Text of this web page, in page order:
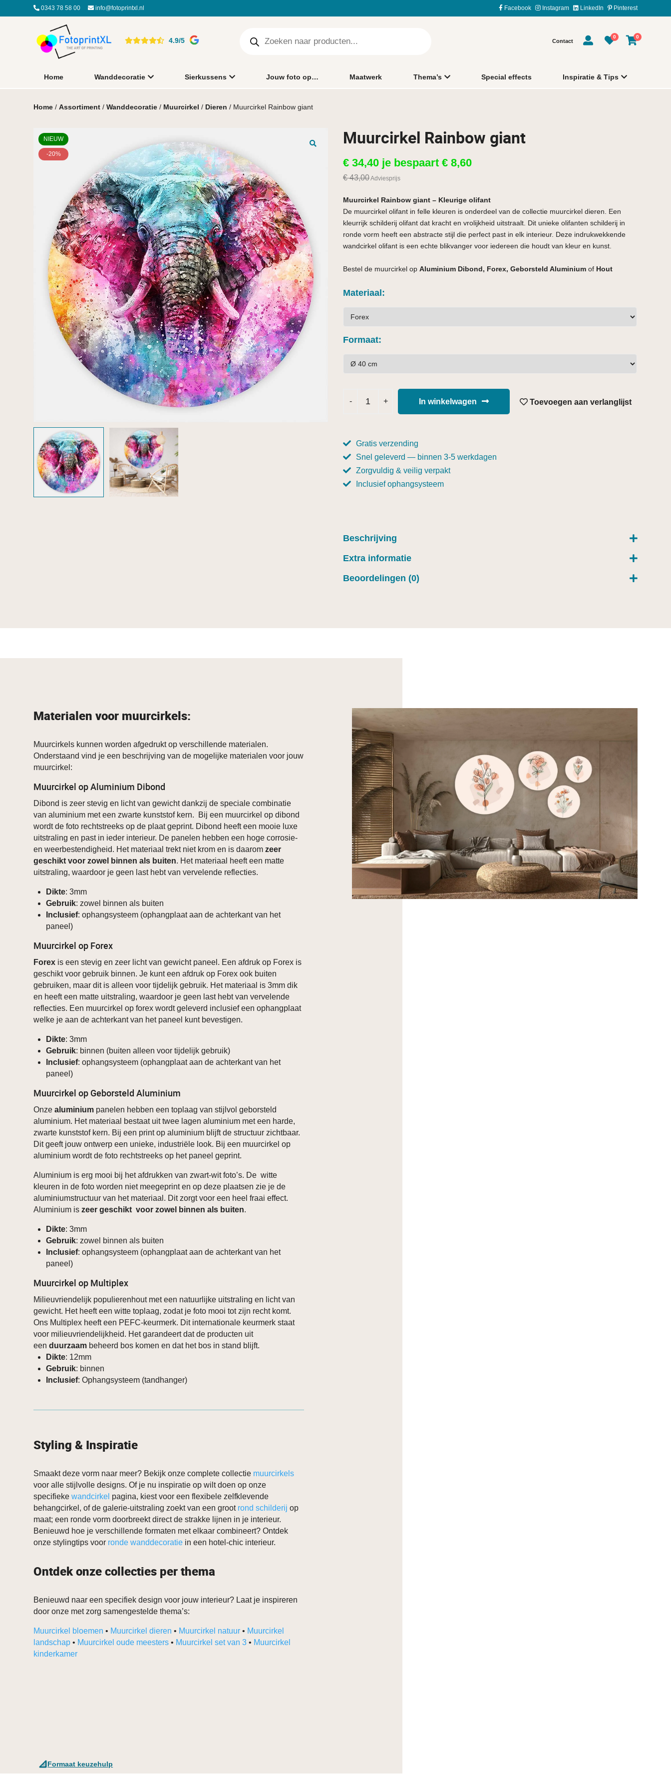
0343 78 58 00 info@fotoprintxl.nl Facebook Instagram LinkedIn Pinterest
4.9/5 Contact
0 0
Home Wanddecoratie Sierkussens Jouw foto op… Maatwerk Thema’s Special effects Inspiratie & Tips
Home /Assortiment /Wanddecoratie / Muurcirkel / Dieren / Muurcirkel Rainbow giant
NIEUW
-20%
Muurcirkel Rainbow giant
€ 34,40 je bespaart € 8,60
€43,00Adviesprijs
Muurcirkel Rainbow giant – Kleurige olifant
De muurcirkel olifant in felle kleuren is onderdeel van de collectie muurcirkel dieren. Een
kleurrijk schilderij olifant dat kracht en vrolijkheid uitstraalt. Dit unieke olifanten schilderij in
ronde vorm heeft een abstracte stijl die perfect past in elk interieur. Deze indrukwekkende
wandcirkel olifant is een echte blikvanger voor iedereen die houdt van kleur en kunst.
Bestel de muurcirkel op Aluminium Dibond, Forex, Geborsteld Aluminium of Hout
Materiaal
Formaat
In winkelwagen Toevoegen aan verlanglijst
Gratis verzending
Snel geleverd — binnen 3-5 werkdagen
Zorgvuldig & veilig verpakt
Inclusief ophangsysteem
Beschrijving
Extra informatie
Beoordelingen (0)
Materialen voor muurcirkels:
Muurcirkels kunnen worden afgedrukt op verschillende materialen.
Onderstaand vind je een beschrijving van de mogelijke materialen voor jouw
muurcirkel:
Muurcirkel op Aluminium Dibond
Dibond is zeer stevig en licht van gewicht dankzij de speciale combinatie
van aluminium met een zwarte kunststof kern. Bij een muurcirkel op dibond
wordt de foto rechtstreeks op de plaat geprint. Dibond heeft een mooie luxe
uitstraling en past in ieder interieur. De panelen hebben een hoge corrosie-
en weerbestendigheid. Het materiaal trekt niet krom en is daarom zeer
geschikt voor zowel binnen als buiten. Het materiaal heeft een matte
uitstraling, waardoor je geen last hebt van vervelende reflecties.
Dikte: 3mm
Gebruik: zowel binnen als buiten
Inclusief: ophangsysteem (ophangplaat aan de achterkant van het
paneel)
Muurcirkel op Forex
Forex is een stevig en zeer licht van gewicht paneel. Een afdruk op Forex is
geschikt voor gebruik binnen. Je kunt een afdruk op Forex ook buiten
gebruiken, maar dit is alleen voor tijdelijk gebruik. Het materiaal is 3mm dik
en heeft een matte uitstraling, waardoor je geen last hebt van vervelende
reflecties. Een muurcirkel op forex wordt geleverd inclusief een ophangplaat
welke je aan de achterkant van het paneel kunt bevestigen.
Dikte: 3mm
Gebruik: binnen (buiten alleen voor tijdelijk gebruik)
Inclusief: ophangsysteem (ophangplaat aan de achterkant van het
paneel)
Muurcirkel op Geborsteld Aluminium
Onzealuminium panelen hebben een toplaag van stijlvol geborsteld
aluminium. Het materiaal bestaat uit twee lagen aluminium met een harde,
zwarte kunststof kern. Bij een print op aluminium blijft de structuur zichtbaar.
Dit geeft jouw ontwerp een unieke, industriële look. Bij een muurcirkel op
aluminium wordt de foto rechtstreeks op het paneel geprint.
Aluminium is erg mooi bij het afdrukken van zwart-wit foto’s. De witte
kleuren in de foto worden niet meegeprint en op deze plaatsen zie je de
aluminiumstructuur van het materiaal. Dit zorgt voor een heel fraai effect.
Aluminium iszeer geschikt voor zowel binnen als buiten.
Dikte: 3mm
Gebruik: zowel binnen als buiten
Inclusief: ophangsysteem (ophangplaat aan de achterkant van het
paneel)
Muurcirkel op Multiplex
Milieuvriendelijk populierenhout met een natuurlijke uitstraling en licht van
gewicht. Het heeft een witte toplaag, zodat je foto mooi tot zijn recht komt.
Ons Multiplex heeft een PEFC-keurmerk. Dit internationale keurmerk staat
voor milieuvriendelijkheid. Het garandeert dat de producten uit
eenduurzaam beheerd bos komen en dat het bos in stand blijft.
Dikte: 12mm
Gebruik: binnen
Inclusief: Ophangsysteem (tandhanger)
Styling & Inspiratie
Smaakt deze vorm naar meer? Bekijk onze complete collectie muurcirkels
voor alle stijlvolle designs. Of je nu inspiratie op wilt doen op onze
specifiekewandcirkel pagina, kiest voor een flexibele zelfklevende
behangcirkel, of de galerie-uitstraling zoekt van een groot rond schilderij op
maat; een ronde vorm doorbreekt direct de strakke lijnen in je interieur.
Benieuwd hoe je verschillende formaten met elkaar combineert? Ontdek
onze stylingtips voor ronde wanddecoratie in een hotel-chic interieur.
Ontdek onze collecties per thema
Benieuwd naar een specifiek design voor jouw interieur? Laat je inspireren
door onze met zorg samengestelde thema’s:
Muurcirkel bloemen • Muurcirkel dieren • Muurcirkel natuur • Muurcirkel
landschap • Muurcirkel oude meesters • Muurcirkel set van 3 • Muurcirkel
kinderkamer
Formaat keuzehulp